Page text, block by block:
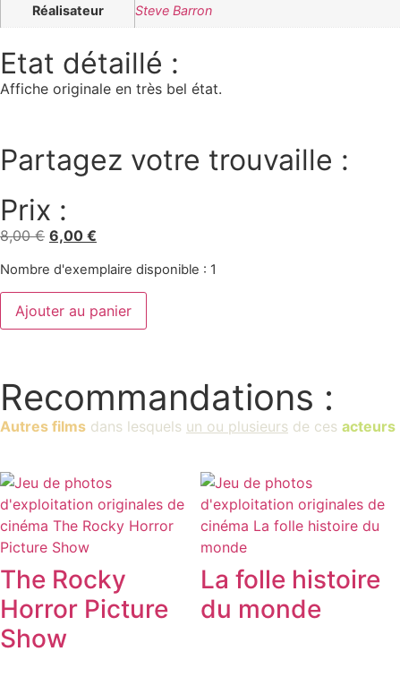
Réalisateur Steve Barron
Etat détaillé :
Affiche originale en très bel état.
Partagez votre trouvaille :
Prix :
8,00€ 6,00 €
Nombre d'exemplaire disponible : 1
Ajouter au panier
Recommandations :
Autres films dans lesquels un ou plusieurs de ces acteurs
The Rocky
Horror Picture
Show
La folle histoire
du monde